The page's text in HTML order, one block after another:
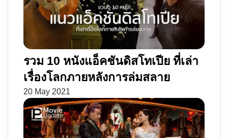
รวม 10 หนังแอ็คชันดิสโทเปีย ที่เล่า
เรื่องโลกภายหลังการล่มสลาย
20 May 2021